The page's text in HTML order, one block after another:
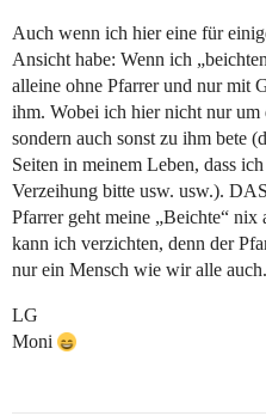
Auch wenn ich hier eine für
Ansicht habe: Wenn ich
alleine ohne Pfarrer und nur mit
ihm. Wobei ich hier nicht nur um
sondern auch sonst zu ihm bete
Seiten in meinem Leben, dass
Verzeihung bitte usw. usw.).
Pfarrer geht meine „Beichte“
kann ich verzichten, denn der
nur ein Mensch wie wir alle auch.
LG
Moni